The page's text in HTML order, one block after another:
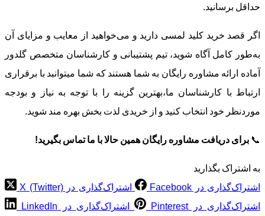
حداقل برسانید.
اگر قصد خرید کلید لمسی دارید و می‌خواهید از معایب و مزایای آن
به‌طور کامل آگاه شوید، تیم پشتیبانی و کارشناسان متخصص گلدور
آماده ارائه مشاوره رایگان به شما هستند که شما میتوانبد با برقراری
ارتباط با کارشناسان ما،بهترین گزینه را با توجه به نیاز و بودجه
موردنظر خود انتخاب کنید و از خریدی لذت بخش بهره مند شوید.
📞 برای دریافت مشاوره رایگان همین حالا با ما تماس بگیرید!
به اشتراک بگذارید
اشتراک‌گذاری در Facebook
اشتراک‌گذاری در X (Twitter)
اشتراک‌گذاری در Pinterest
اشتراک‌گذاری در LinkedIn